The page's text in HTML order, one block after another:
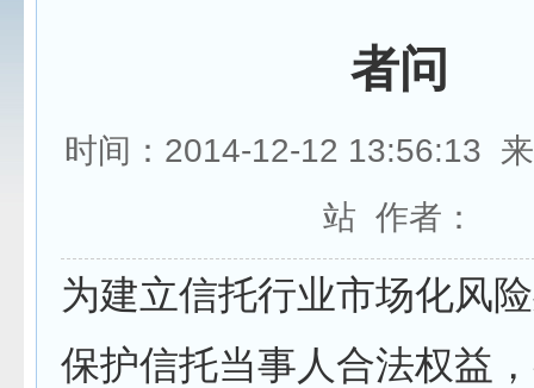
者问
时间：2014-12-12 13:56:13
站 作者：
为建立信托行业市场化风
保护信托当事人合法权益